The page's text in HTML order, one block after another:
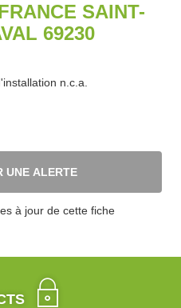
SAINT-
69230
n.c.a.
UNE ALERTE
à jour de cette fiche